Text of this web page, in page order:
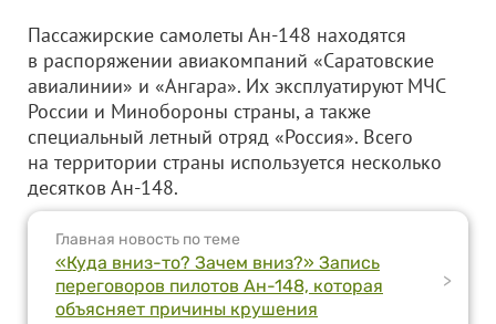
Пассажирские самолеты Ан-148 находятся
в распоряжении авиакомпаний «Саратовские
авиалинии» и «Ангара». Их эксплуатируют МЧС
России и Минобороны страны, а также
специальный летный отряд «Россия». Всего
на территории страны используется несколько
десятков Ан-148.
Главная новость по теме
«Куда вниз-то? Зачем вниз?» Запись
переговоров пилотов Ан-148, которая
объясняет причины крушения
>